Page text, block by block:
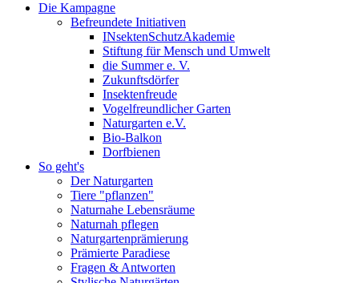
Die Kampagne
Befreundete Initiativen
INsektenSchutzAkademie
Stiftung für Mensch und Umwelt
die Summer e. V.
Zukunftsdörfer
Insektenfreude
Vogelfreundlicher Garten
Naturgarten e.V.
Bio-Balkon
Dorfbienen
So geht's
Der Naturgarten
Tiere "pflanzen"
Naturnahe Lebensräume
Naturnah pflegen
Naturgartenprämierung
Prämierte Paradiese
Fragen & Antworten